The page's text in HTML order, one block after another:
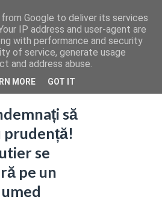
să
prudență!
se
pe un
Google to deliver its services
IP address and user-agent are
with performance and security
of service, generate usage
and address abuse.
MORE GOT IT